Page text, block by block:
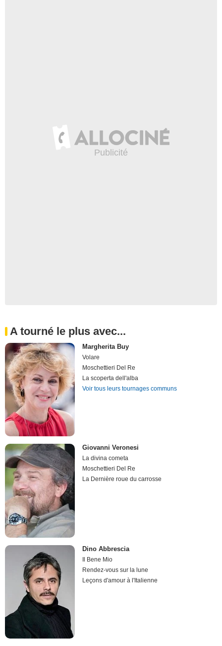
A tourné le plus avec...
Margherita Buy
Volare
Moschettieri Del Re
La scoperta dell'alba
Voir tous leurs tournages communs
Giovanni Veronesi
La divina cometa
Moschettieri Del Re
La Dernière roue du carrosse
Dino Abbrescia
Il Bene Mio
Rendez-vous sur la lune
Leçons d'amour à l'Italienne